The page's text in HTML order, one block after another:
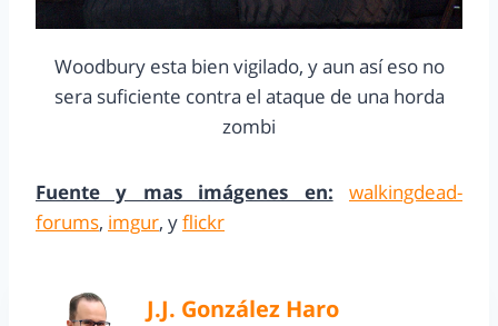
Woodbury esta bien vigilado, y aun así eso no
sera suficiente contra el ataque de una horda
zombi
Fuente y mas imágenes en:
walkingdead-
forums, imgur, yflickr
J.J. González Haro